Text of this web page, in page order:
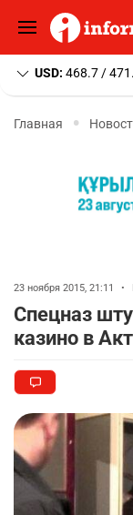
USD: 468.7 /
Главная
23 ноября 2015, 21:11 •
Спецназ
казино в